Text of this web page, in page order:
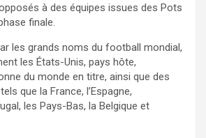
à des équipes issues des Pots
finale.
les grands noms du football mondial,
les États-Unis, pays hôte,
du monde en titre, ainsi que des
que la France, l’Espagne,
les Pays-Bas, la Belgique et